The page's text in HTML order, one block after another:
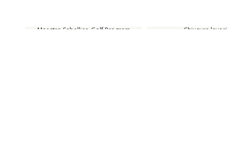
Maestro Sabellico-Golf Program Chiusura lavori